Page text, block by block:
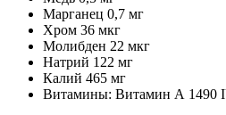
Марганец 0,7 мг
Хром 36 мкг
Молибден 22 мкг
Натрий 122 мг
Калий 465 мг
Витамины: Витамин А 1490